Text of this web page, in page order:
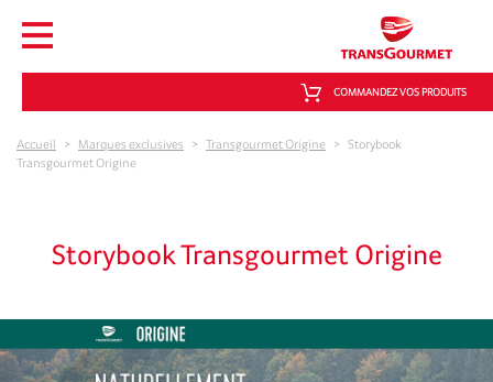
COMMANDEZ VOS PRODUITS
Accueil > Marques exclusives > Transgourmet Origine > Storybook
Transgourmet Origine
Storybook Transgourmet Origine